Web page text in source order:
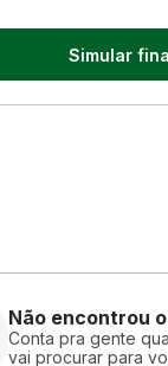
Simular
Não encontrou
Conta pra gente
vai procurar para